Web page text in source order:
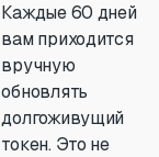
Каждые 60 дней
вам приходится
вручную
обновлять
долгоживущий
токен. Это не